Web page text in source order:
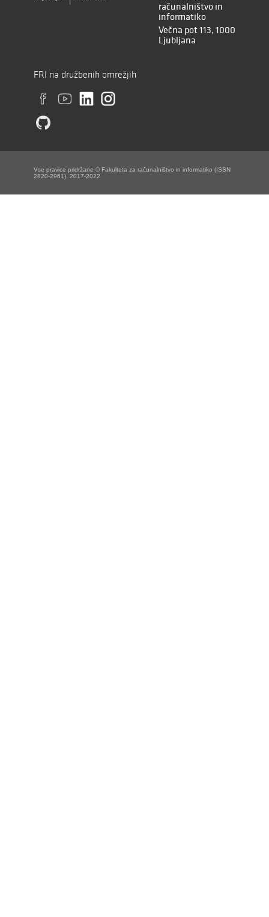
računalništvo in
informatiko
Večna pot 113, 1000
Ljubljana
FRI na družbenih omrežjih
Vse pravice pridržane © Fakulteta za računalništvo in informatiko (ISSN
2820-2961), 2017-2022